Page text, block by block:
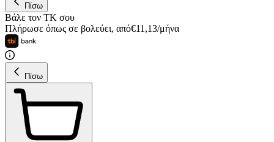
Πίσω
Βάλε τον ΤΚ σου
Πλήρωσε όπως σε βολεύει, από€11,13/μήνα
Πίσω